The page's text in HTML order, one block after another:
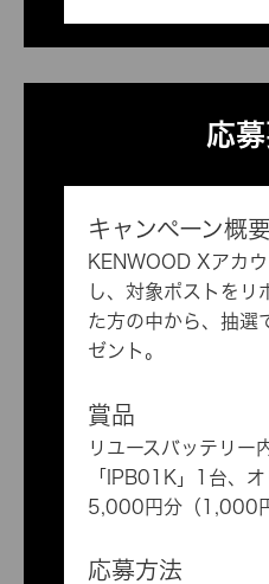
応
キャンペーン概要
KENWOOD Xアカウ
し、対象ポストをリ
た方の中から、抽選
ゼント。
賞品
リユースバッテリー
「
IPB01K 」1台、
5,000円分（1,000
応募方法